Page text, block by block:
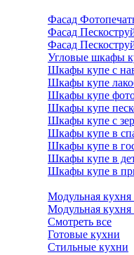
Фасад
Фасад
Фасад
Угловые шкафы
Шкафы купе с
Шкафы купе
Шкафы купе
Шкафы купе
Шкафы купе с
Шкафы купе в
Шкафы купе в
Шкафы купе в
Шкафы купе в
Модульная
Модульная
Смотреть все
Готовые кухни
Стильные кухни